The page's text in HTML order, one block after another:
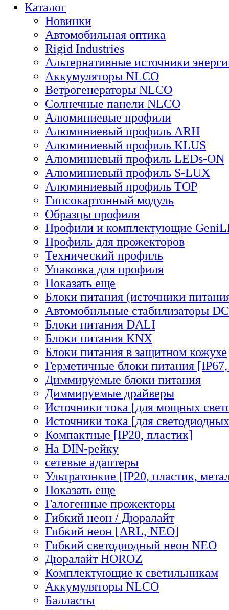
Каталог
Новинки
Автомобильная оптика
Rigid Industries
Альтернативные источники
Аккумуляторы NLCO
Ветрогенераторы NLCO
Солнечные панели NLCO
Алюминиевые профили
Алюминиевый профиль ARH
Алюминиевый профиль KLUS
Алюминиевый профиль LEDs-ON
Алюминиевый профиль S-LUX
Алюминиевый профиль TOP
Гипсокартонный модуль
Образцы профиля
Профили и комплектующие
Профиль для прожекторов
Технический профиль
Упаковка для профиля
Показать еще
Блоки питания (источники
Автомобильные стабилизаторы
Блоки питания DALI
Блоки питания KNX
Блоки питания в защитном кожухе
Герметичные блоки питания
Диммируемые блоки питания
Диммируемые драйверы
Источники тока [для мощных
Источники тока [для
Компактные [IP20, пластик]
На DIN-рейку
сетевые адаптеры
Ультратонкие [IP20, пластик,
Показать еще
Галогенные прожекторы
Гибкий неон / Дюралайт
Гибкий неон [ARL, NEO]
Гибкий светодиодный неон NEO
Дюралайт HOROZ
Комплектующие к светильникам
Аккумуляторы NLCO
Балласты